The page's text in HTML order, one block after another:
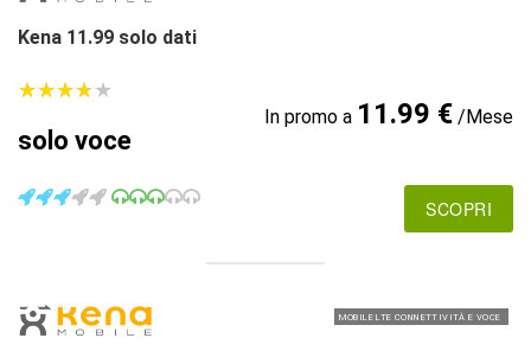
Kena 11.99 solo dati
★★★★★
★★★★★
solo voce
In promo a 11.99 €/Mese
SCOPRI
MOBILE LTE CONNETTIVITÀ E VOCE